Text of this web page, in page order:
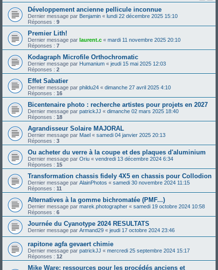
Développement ancienne pellicule inconnue
Dernier message par Benjamin « lundi 22 décembre 2025 15:10
Réponses : 9
Premier Lith!
Dernier message par laurent.c « mardi 11 novembre 2025 20:10
Réponses : 7
Kodagraph Microfile Orthochromatic
Dernier message par Humanium « jeudi 15 mai 2025 12:03
Réponses : 2
Effet Sabatier
Dernier message par phildu24 « dimanche 27 avril 2025 4:10
Réponses : 16
Bicentenaire photo : recherche artistes pour projets en 2027
Dernier message par patrickJJ « dimanche 02 mars 2025 18:40
Réponses : 18
Agrandisseur Solaire MAJORAL
Dernier message par Mael « samedi 04 janvier 2025 20:13
Réponses : 3
Ou acheter du verre à la coupe et des plaques d'aluminium
Dernier message par Oriu « vendredi 13 décembre 2024 6:34
Réponses : 15
Transformation chassis fidely 4X5 en chassis pour Collodion
Dernier message par AlainPhotos « samedi 30 novembre 2024 11:15
Réponses : 11
Alternatives à la gomme bichromatée (PMF...)
Dernier message par marek.photographer « samedi 19 octobre 2024 10:58
Réponses : 6
Journée du Cyanotype 2024 RESULTATS
Dernier message par Armand29 « jeudi 17 octobre 2024 23:46
rapitone agfa gevaert chimie
Dernier message par patrickJJ « mercredi 25 septembre 2024 15:17
Réponses : 12
Mike Ware: ressources pour les procédés anciens et